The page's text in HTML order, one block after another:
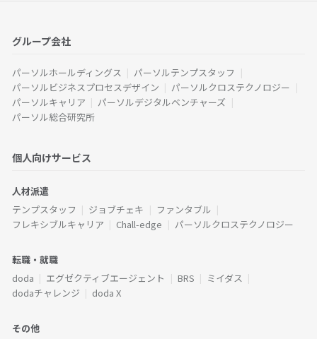
グループ会社
パーソルホールディングス
パーソルテンプスタッフ
パーソルビジネスプロセスデザイン
パーソルクロステクノロジー
パーソルキャリア
パーソルデジタルベンチャーズ
パーソル総合研究所
個人向けサービス
人材派遣
テンプスタッフ
ジョブチェキ
ファンタブル
フレキシブルキャリア
Chall-edge パーソルクロステクノロジー
転職・就職
doda
エグゼクティブエージェント BRS
ミイダス
dodaチャレンジ
doda X
その他